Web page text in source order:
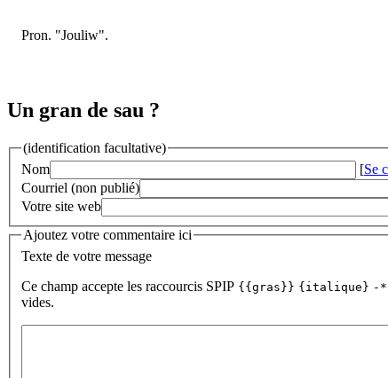
Pron. "Jouliw".
Un gran de sau ?
(identification facultative)
Nom
[Se
Courriel (non publié)
Votre site web
Ajoutez votre commentaire ici
Texte de votre message
Ce champ accepte les raccourcis SPIP {{gras}} {italique} -
vides.